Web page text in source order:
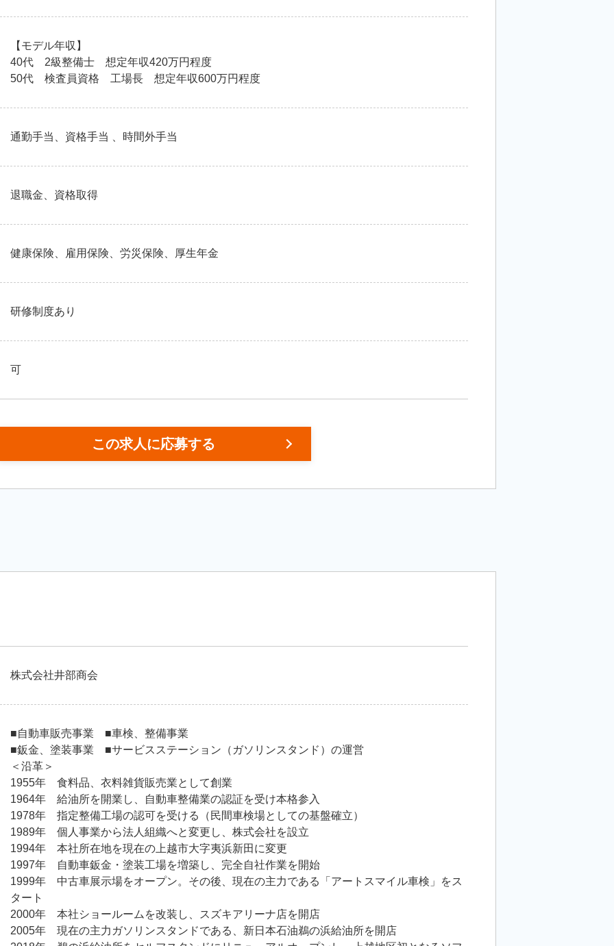
【モデル年収】
40代 2級整備士 想定年収420万円程度
50代 検査員資格 工場長 想定年収600万円程度
通勤手当、資格手当 、時間外手当
退職金、資格取得
健康保険、雇用保険、労災保険、厚生年金
研修制度あり
可
この求人に応募する
株式会社井部商会
■自動車販売事業 ■車検、整備事業
■鈑金、塗装事業 ■サービスステーション（ガソリンスタンド）の運営
＜沿革＞
1955年 食料品、衣料雑貨販売業として創業
1964年 給油所を開業し、自動車整備業の認証を受け本格参入
1978年 指定整備工場の認可を受ける（民間車検場としての基盤確立）
1989年 個人事業から法人組織へと変更し、株式会社を設立
1994年 本社所在地を現在の上越市大字夷浜新田に変更
1997年 自動車鈑金・塗装工場を増築し、完全自社作業を開始
1999年 中古車展示場をオープン。その後、現在の主力である「アートスマイル車検」をス
タート
2000年 本社ショールームを改装し、スズキアリーナ店を開店
2005年 現在の主力ガソリンスタンドである、新日本石油鵜の浜給油所を開店